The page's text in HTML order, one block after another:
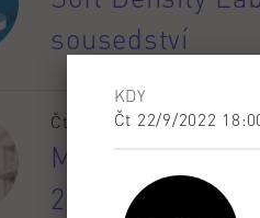
sousedství
Čt 17/9/2026
Mezifakultní
2026 -
KDY
Čt 22/9/2022